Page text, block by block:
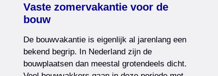
Vaste zomervakantie voor de
bouw
De bouwvakantie is eigenlijk al jarenlang een
bekend begrip. In Nederland zijn de
bouwplaatsen dan meestal grotendeels dicht.